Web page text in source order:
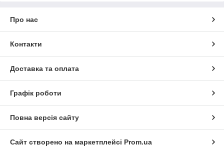
Про нас
Контакти
Доставка та оплата
Графік роботи
Повна версія сайту
Сайт створено на маркетплейсі Prom.ua